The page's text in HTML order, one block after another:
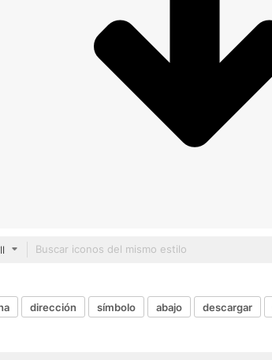
dirección símbolo abajo descargar